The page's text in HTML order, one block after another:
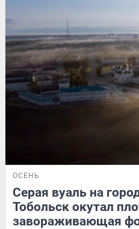
ОСЕНЬ
Серая вуаль на
Тобольск окутал
завораживающая